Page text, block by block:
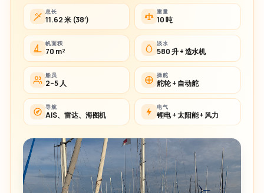
总长
11.62 米 (38′)
重量
10 吨
帆面积
70 m²
淡水
580 升 + 造水机
船员
2–5 人
操舵
舵轮 + 自动舵
导航
AIS、雷达、海图机
电气
锂电 + 太阳能 + 风力